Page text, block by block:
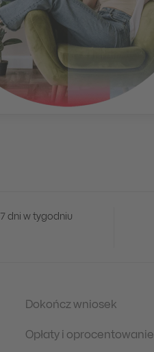
dni w tygodniu
Dokończ wniosek
Opłaty i oprocentowanie